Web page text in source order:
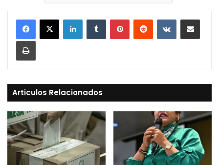
LinkedInTumblr PinterestReddit VKontakteCompartir vía Mail
Print
Articulos Relacionados